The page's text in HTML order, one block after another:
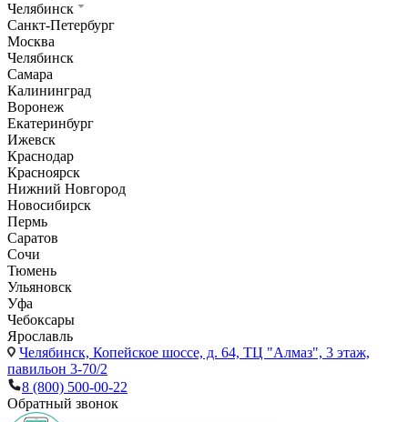
Челябинск
Санкт-Петербург
Москва
Челябинск
Самара
Калининград
Воронеж
Екатеринбург
Ижевск
Краснодар
Красноярск
Нижний Новгород
Новосибирск
Пермь
Саратов
Сочи
Тюмень
Ульяновск
Уфа
Чебоксары
Ярославль
Челябинск, Копейское шоссе, д. 64, ТЦ "Алмаз", 3 этаж,
павильон 3-70/2
8 (800) 500-00-22
Обратный звонок